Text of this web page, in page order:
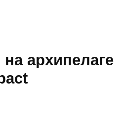
архипелаге